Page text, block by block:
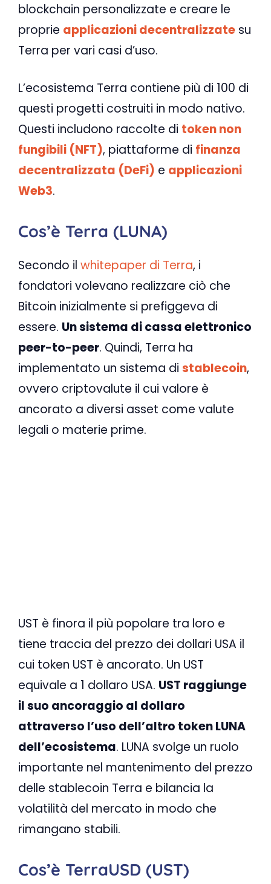
blockchain personalizzate e creare le
proprie applicazioni decentralizzate su
Terra per vari casi d’uso.
L’ecosistema Terra contiene più di 100 di
questi progetti costruiti in modo nativo.
Questi includono raccolte di token non
fungibili (NFT), piattaforme di finanza
decentralizzata (DeFi) e applicazioni
Web3.
Cos’è Terra (LUNA)
Secondo il whitepaper di Terra, i
fondatori volevano realizzare ciò che
Bitcoin inizialmente si prefiggeva di
essere. Un sistema di cassa elettronico
peer-to-peer. Quindi, Terra ha
implementato un sistema di stablecoin,
ovvero criptovalute il cui valore è
ancorato a diversi asset come valute
legali o materie prime.
UST è finora il più popolare tra loro e
tiene traccia del prezzo dei dollari USA il
cui token UST è ancorato. Un UST
equivale a 1 dollaro USA. UST raggiunge
il suo ancoraggio al dollaro
attraverso l’uso dell’altro token LUNA
dell’ecosistema. LUNA svolge un ruolo
importante nel mantenimento del prezzo
delle stablecoin Terra e bilancia la
volatilità del mercato in modo che
rimangano stabili.
Cos’è TerraUSD (UST)